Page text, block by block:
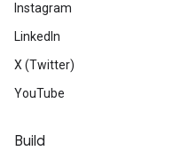
Instagram
LinkedIn
X (Twitter)
YouTube
Build